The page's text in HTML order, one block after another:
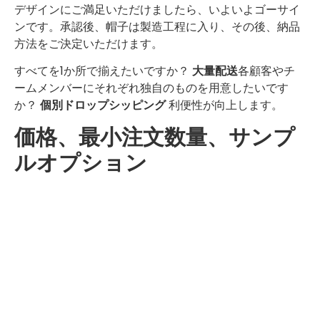
デザインにご満足いただけましたら、いよいよゴーサイ
ンです。承認後、帽子は製造工程に入り、その後、納品
方法をご決定いただけます。
すべてを1か所で揃えたいですか？ 大量配送各顧客やチ
ームメンバーにそれぞれ独自のものを用意したいです
か？ 個別ドロップシッピング利便性が向上します。
価格、最小注文数量、サンプ
ルオプション